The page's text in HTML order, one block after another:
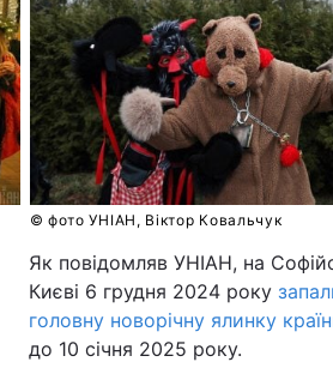
© фото УНІАН, Віктор Ковальчук
Як повідомляв УНІАН, на
Києві 6 грудня 2024 року
головну новорічну ялинку
до 10 січня 2025 року.